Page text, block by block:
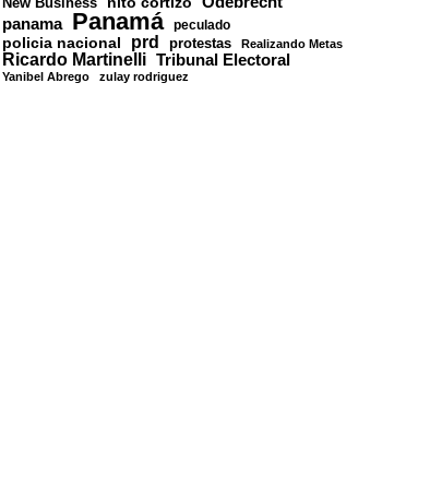
New Business
panama Panamá peculado
policia nacional prd protestas Realizando Metas
Ricardo Martinelli Tribunal Electoral
Yanibel Abrego zulay rodriguez